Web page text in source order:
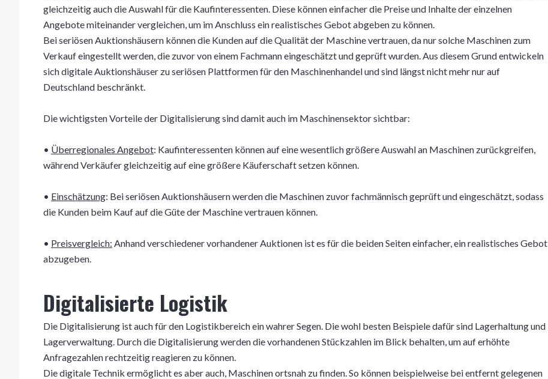
gleichzeitig auch die Auswahl für die Kaufinteressenten. Diese können einfacher die Preise und Inhalte der einzelnen
Angebote miteinander vergleichen, um im Anschluss ein realistisches Gebot abgeben zu können.
Bei seriösen Auktionshäusern können die Kunden auf die Qualität der Maschine vertrauen, da nur solche Maschinen zum
Verkauf eingestellt werden, die zuvor von einem Fachmann eingeschätzt und geprüft wurden. Aus diesem Grund entwickeln
sich digitale Auktionshäuser zu seriösen Plattformen für den Maschinenhandel und sind längst nicht mehr nur auf
Deutschland beschränkt.
Die wichtigsten Vorteile der Digitalisierung sind damit auch im Maschinensektor sichtbar:
• Überregionales Angebot: Kaufinteressenten können auf eine wesentlich größere Auswahl an Maschinen zurückgreifen,
während Verkäufer gleichzeitig auf eine größere Käuferschaft setzen können.
• Einschätzung: Bei seriösen Auktionshäusern werden die Maschinen zuvor fachmännisch geprüft und eingeschätzt, sodass
die Kunden beim Kauf auf die Güte der Maschine vertrauen können.
• Preisvergleich: Anhand verschiedener vorhandener Auktionen ist es für die beiden Seiten einfacher, ein realistisches Gebot
abzugeben.
Digitalisierte Logistik
Die Digitalisierung ist auch für den Logistikbereich ein wahrer Segen. Die wohl besten Beispiele dafür sind Lagerhaltung und
Lagerverwaltung. Durch die Digitalisierung werden die vorhandenen Stückzahlen im Blick behalten, um auf erhöhte
Anfragezahlen rechtzeitig reagieren zu können.
Die digitale Technik ermöglicht es aber auch, Maschinen ortsnah zu finden. So können beispielweise bei entfernt gelegenen